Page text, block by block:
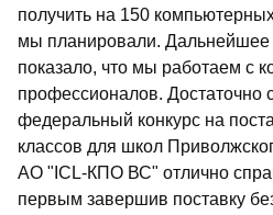
получить на 150
мы планировали. Дальнейшее
показало, что мы работаем с
профессионалов. Достаточно
федеральный конкурс на
классов для школ
АО "ICL-КПО ВС" отлично
первым завершив поставку